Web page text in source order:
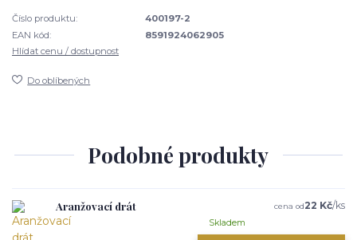
Číslo produktu:
400197-2
EAN kód:
8591924062905
Hlídat cenu / dostupnost
Do oblíbených
Podobné produkty
Aranžovací drát cena od22 Kč/ks
Skladem